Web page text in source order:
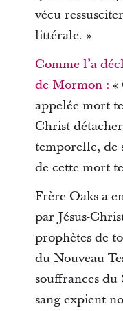
vécu
littérale. »
Comme l’a
de Mormon : «
appelée mort
Christ
temporelle, de
de cette mort
Frère Oaks a
par Jésus-
prophètes de
du Nouveau
souffrances du
sang expient